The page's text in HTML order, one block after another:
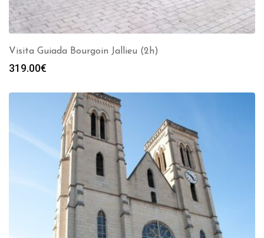
Visita Guiada Bourgoin Jallieu (2h)
319.00€